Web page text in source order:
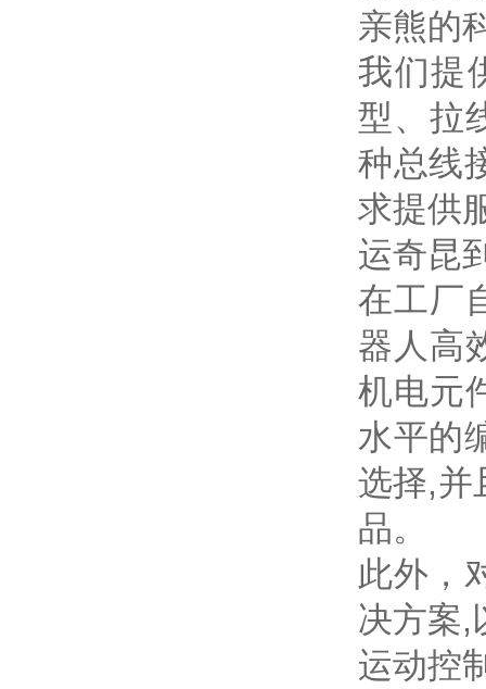
亲熊的
我们提
型、拉
种总线
求提供
运奇昆
在工厂
器人高
机电元
水平的
选择,并
品。
此外，
决方案,
运动控